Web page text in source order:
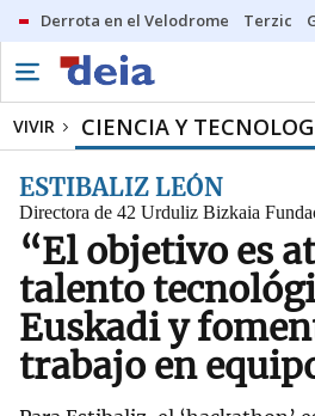
Derrota en el Velodrome Terzic
VIVIR CIENCIA Y
ESTIBALIZ LEÓN
Directora de 42 Urduliz Bizkaia
“El objetivo es
talento
Euskadi y
trabajo en